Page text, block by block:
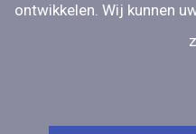
ontwikkelen. Wij kunnen